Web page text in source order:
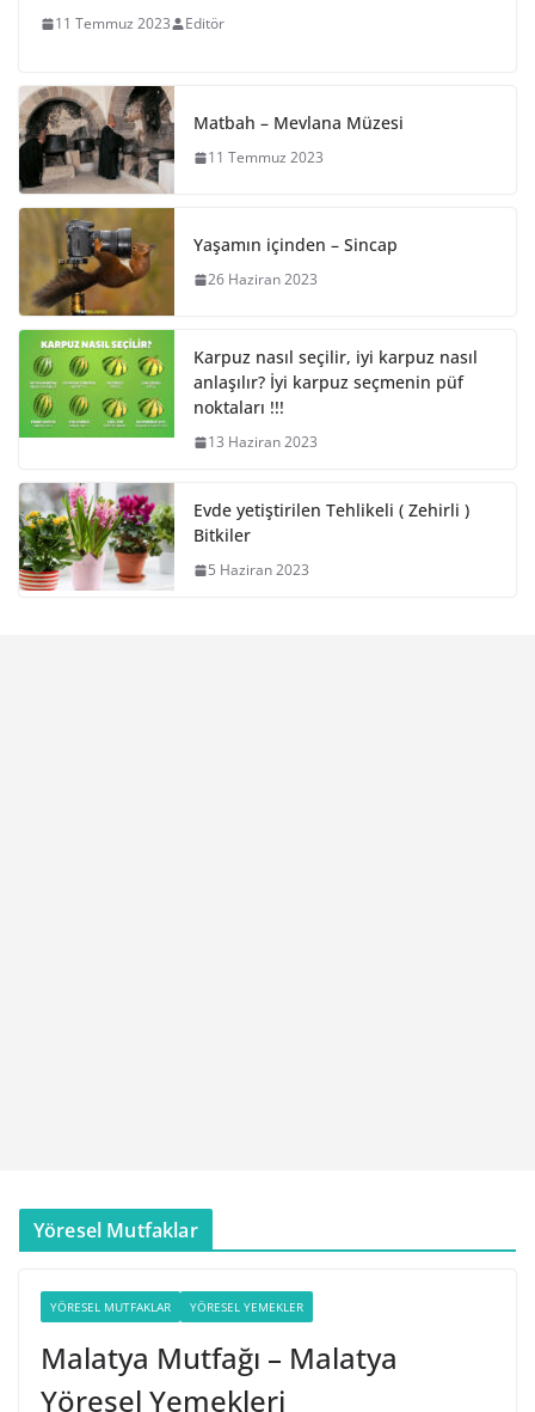
11 Temmuz 2023 Editör
Matbah – Mevlana Müzesi
11 Temmuz 2023
Yaşamın içinden – Sincap
26 Haziran 2023
Karpuz nasıl seçilir, iyi karpuz nasıl
anlaşılır? İyi karpuz seçmenin püf
noktaları !!!
13 Haziran 2023
Evde yetiştirilen Tehlikeli ( Zehirli )
Bitkiler
5 Haziran 2023
Yöresel Mutfaklar
YÖRESEL MUTFAKLAR YÖRESEL YEMEKLER
Malatya Mutfağı – Malatya
Yöresel Yemekleri